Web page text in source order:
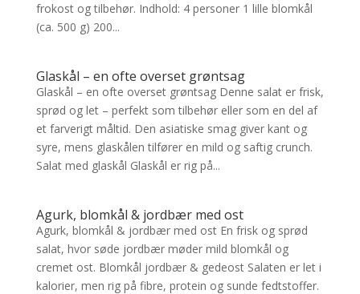
frokost og tilbehør. Indhold: 4 personer 1 lille blomkål
(ca. 500 g) 200...
Glaskål – en ofte overset grøntsag
Glaskål – en ofte overset grøntsag Denne salat er frisk,
sprød og let – perfekt som tilbehør eller som en del af
et farverigt måltid. Den asiatiske smag giver kant og
syre, mens glaskålen tilfører en mild og saftig crunch.
Salat med glaskål Glaskål er rig på...
Agurk, blomkål & jordbær med ost
Agurk, blomkål & jordbær med ost En frisk og sprød
salat, hvor søde jordbær møder mild blomkål og
cremet ost. Blomkål jordbær & gedeost Salaten er let i
kalorier, men rig på fibre, protein og sunde fedtstoffer.